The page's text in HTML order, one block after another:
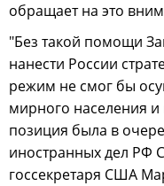
обращает на это
"Без такой помощи
нанести России
режим не смог бы
мирного населения и
позиция была в
иностранных дел РФ
госсекретаря США